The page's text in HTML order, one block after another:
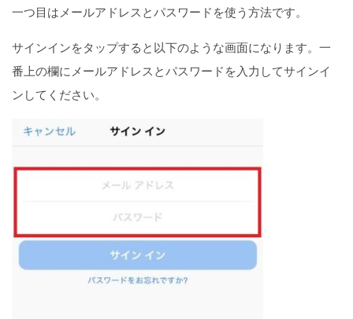
一つ目はメールアドレスとパスワードを使う方法です。
サインインをタップすると以下のような画面になります。一
番上の欄にメールアドレスとパスワードを入力してサインイ
ンしてください。